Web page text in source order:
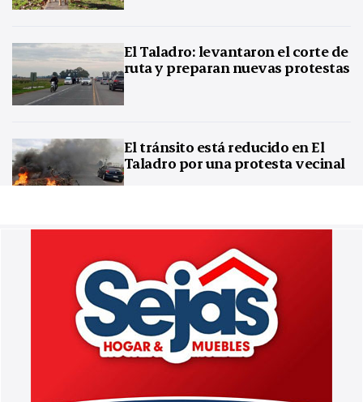
El Taladro: levantaron el corte de
ruta y preparan nuevas protestas
El tránsito está reducido en El
Taladro por una protesta vecinal